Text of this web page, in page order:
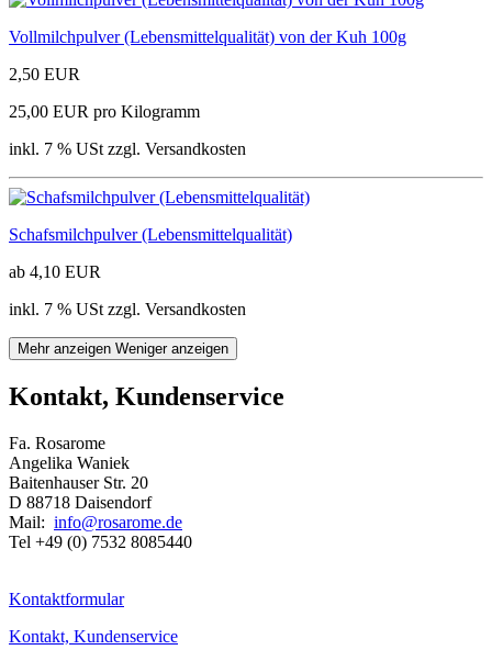
Vollmilchpulver (Lebensmittelqualität) von der Kuh 100g
2,50 EUR
25,00 EUR pro Kilogramm
inkl. 7 % USt zzgl. Versandkosten
Schafsmilchpulver (Lebensmittelqualität)
ab 4,10 EUR
inkl. 7 % USt zzgl. Versandkosten
Mehr anzeigen Weniger anzeigen
Kontakt, Kundenservice
Fa. Rosarome
Angelika Waniek
Baitenhauser Str. 20
D 88718 Daisendorf
Mail: info@rosarome.de
Tel +49 (0) 7532 8085440
Kontaktformular
Kontakt, Kundenservice